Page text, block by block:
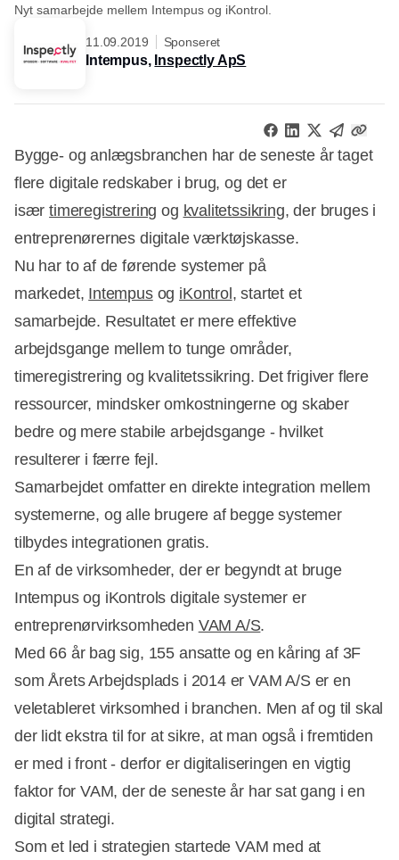
Nyt samarbejde mellem Intempus og iKontrol.
11.09.2019 Sponseret
Intempus, Inspectly ApS
Bygge- og anlægsbranchen har de seneste år taget
flere digitale redskaber i brug, og det er
isærtimeregistrering og kvalitetssikring, der bruges i
entreprenørernes digitale værktøjskasse.
Nu har to af de førende systemer på
markedet, Intempusog iKontrol, startet et
samarbejde. Resultatet er mere effektive
arbejdsgange mellem to tunge områder,
timeregistrering og kvalitetssikring. Det frigiver flere
ressourcer, mindsker omkostningerne og skaber
bedre og mere stabile arbejdsgange - hvilket
resulterer i færre fejl.
Samarbejdet omfatter en direkte integration mellem
systemerne, og alle brugere af begge systemer
tilbydes integrationen gratis.
En af de virksomheder, der er begyndt at bruge
Intempus og iKontrols digitale systemer er
entreprenørvirksomheden VAM A/S.
Med 66 år bag sig, 155 ansatte og en kåring af 3F
som Årets Arbejdsplads i 2014 er VAM A/S er en
veletableret virksomhed i branchen. Men af og til skal
der lidt ekstra til for at sikre, at man også i fremtiden
er med i front - derfor er digitaliseringen en vigtig
faktor for VAM, der de seneste år har sat gang i en
digital strategi.
Som et led i strategien startede VAM med at